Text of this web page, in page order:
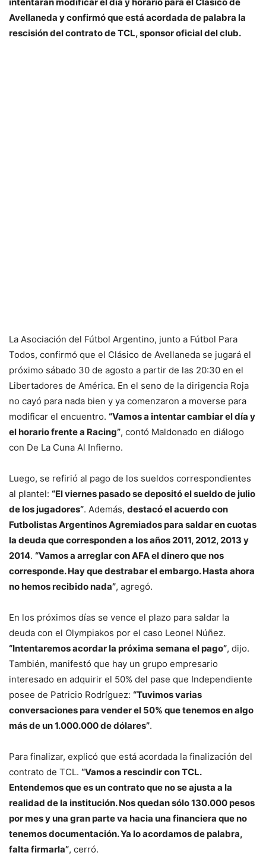
intentarán modificar el día y horario para el Clásico de
Avellaneda y confirmó que está acordada de palabra la
rescisión del contrato de TCL, sponsor oficial del club.
La Asociación del Fútbol Argentino, junto a Fútbol Para
Todos, confirmó que el Clásico de Avellaneda se jugará el
próximo sábado 30 de agosto a partir de las 20:30 en el
Libertadores de América. En el seno de la dirigencia Roja
no cayó para nada bien y ya comenzaron a moverse para
modificar el encuentro. “Vamos a intentar cambiar el día y
el horario frente a Racing”, contó Maldonado en diálogo
con De La Cuna Al Infierno.
Luego, se refirió al pago de los sueldos correspondientes
al plantel: “El viernes pasado se depositó el sueldo de julio
de los jugadores”. Además, destacó el acuerdo con
Futbolistas Argentinos Agremiados para saldar en cuotas
la deuda que corresponden a los años 2011, 2012, 2013 y
2014. “Vamos a arreglar con AFA el dinero que nos
corresponde. Hay que destrabar el embargo. Hasta ahora
no hemos recibido nada”, agregó.
En los próximos días se vence el plazo para saldar la
deuda con el Olympiakos por el caso Leonel Núñez.
“Intentaremos acordar la próxima semana el pago”, dijo.
También, manifestó que hay un grupo empresario
interesado en adquirir el 50% del pase que Independiente
posee de Patricio Rodríguez: “Tuvimos varias
conversaciones para vender el 50% que tenemos en algo
más de un 1.000.000 de dólares”.
Para finalizar, explicó que está acordada la finalización del
contrato de TCL. “Vamos a rescindir con TCL.
Entendemos que es un contrato que no se ajusta a la
realidad de la institución. Nos quedan sólo 130.000 pesos
por mes y una gran parte va hacia una financiera que no
tenemos documentación. Ya lo acordamos de palabra,
falta firmarla”, cerró.